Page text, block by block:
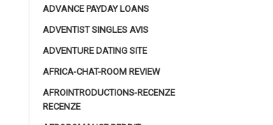
ADVANCE PAYDAY LOANS
ADVENTIST SINGLES AVIS
ADVENTURE DATING SITE
AFRICA-CHAT-ROOM REVIEW
AFROINTRODUCTIONS-RECENZE
RECENZE